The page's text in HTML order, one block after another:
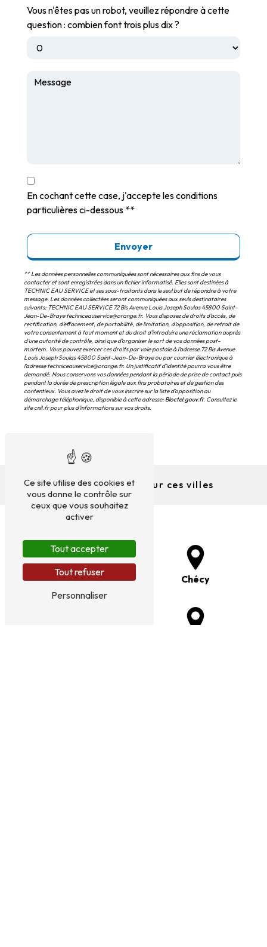
Vous n'êtes pas un robot, veuillez répondre à cette
question : combien font trois plus dix ?
En cochant cette case, j'accepte les conditions
particulières ci-dessous **
Envoyer
** Les données personnelles communiquées sont nécessaires aux fins de vous
contacter et sont enregistrées dans un fichier informatisé. Elles sont destinées à
TECHNIC EAU SERVICE et ses sous-traitants dans le seul but de répondre à votre
message. Les données collectées seront communiquées aux seuls destinataires
suivants: TECHNIC EAU SERVICE 72 Bis Avenue Louis Joseph Soulas 45800 Saint-
Jean-De-Braye techniceauservice@orange.fr. Vous disposez de droits d’accès, de
rectification, d’effacement, de portabilité, de limitation, d’opposition, de retrait de
votre consentement à tout moment et du droit d’introduire une réclamation auprès
d’une autorité de contrôle, ainsi que d’organiser le sort de vos données post-
mortem. Vous pouvez exercer ces droits par voie postale à l'adresse 72 Bis Avenue
Louis Joseph Soulas 45800 Saint-Jean-De-Braye ou par courrier électronique à
l'adresse techniceauservice@orange.fr. Un justificatif d'identité pourra vous être
demandé. Nous conservons vos données pendant la période de prise de contact puis
pendant la durée de prescription légale aux fins probatoires et de gestion des
contentieux. Vous avez le droit de vous inscrire sur la liste d'opposition au
démarchage téléphonique, disponible à cette adresse: Bloctel.gouv.fr. Consultez le
site cnil.fr pour plus d’informations sur vos droits.
Nous intervenons sur ces villes
Mardié Chécy
Ce site utilise des cookies et
vous donne le contrôle sur
ceux que vous souhaitez
activer
Tout accepter
Tout refuser
Personnaliser